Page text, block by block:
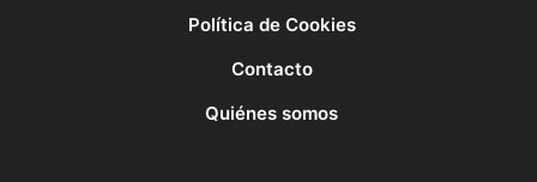
Política de Cookies
Contacto
Quiénes somos